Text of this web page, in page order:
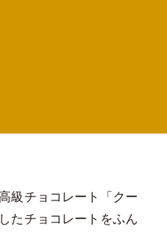
級チョコレート「クー
たチョコレートをふん